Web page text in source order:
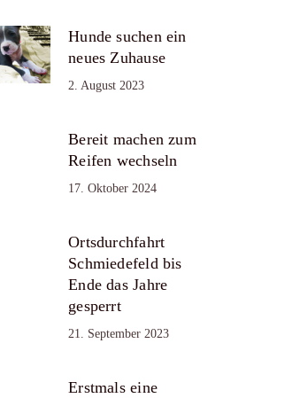
Hunde suchen ein
neues Zuhause
2. August 2023
Bereit machen zum
Reifen wechseln
17. Oktober 2024
Ortsdurchfahrt
Schmiedefeld bis
Ende das Jahre
gesperrt
21. September 2023
Erstmals eine